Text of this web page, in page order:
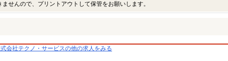
せんので、プリントアウトして保管をお願いします。
会社テクノ・サービスの他の求人をみる